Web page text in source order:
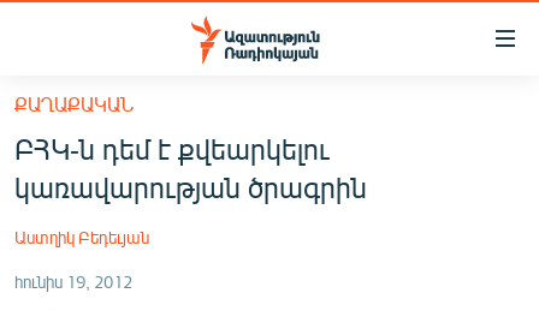
Մատչելիության
հիմնական
բովանդակությանը
Անցնել
հիմնական
մենյուին
ՀԱՅԱՍՏԱՆ
ՔԱՂԱՔԱԿԱՆ
ԸՆՏՐՈՒԹՅՈՒՆՆԵՐ 2026
ԻՐԱՎՈՒՆՔ
ՔԱՂԱՔԱԿԱՆ
ԲՀԿ-ն դեմ է քվեարկելու
կառավարության ծրագրին
Աստղիկ Բեդեւյան
հունիս 19, 2012